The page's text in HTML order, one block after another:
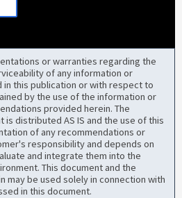
or warranties regarding the
of any information or
this publication or with respect to
by the use of the information or
provided herein. The
is distributed AS IS and the use of this
of any recommendations or
responsibility and depends on
and integrate them into the
This document and the
may be used solely in connection with
in this document.